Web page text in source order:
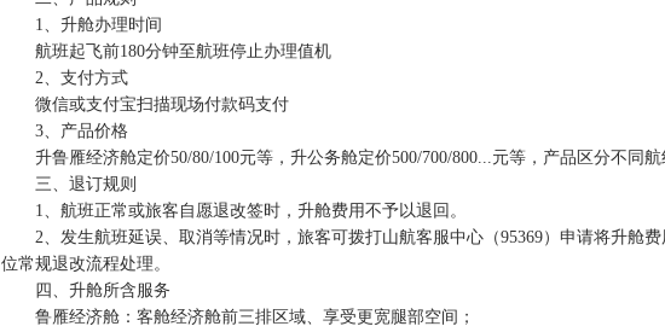
1、升舱办理时间
航班起飞前180分钟至航班停止办理值机
2、支付方式
微信或支付宝扫描现场付款码支付
3、产品价格
升鲁雁经济舱定价50/80/100元等，升公务舱定价500/700/800...元等，产品区分不同航
三、退订规则
1、航班正常或旅客自愿退改签时，升舱费用不予以退回。
2、发生航班延误、取消等情况时，旅客可拨打山航客服中心（95369）申请将升舱
位常规退改流程处理。
四、升舱所含服务
鲁雁经济舱：客舱经济舱前三排区域、享受更宽腿部空间；